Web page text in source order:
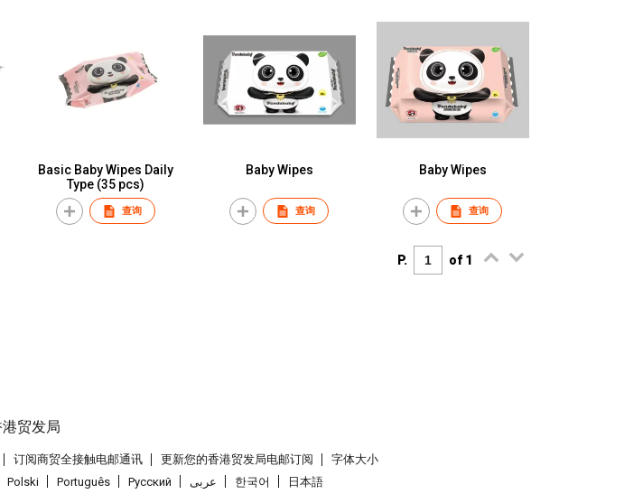
Basic Baby Wipes Daily
Type (35 pcs)
查询
Baby Wipes
查询
Baby Wipes
查询
P. of 1
订阅商贸全接触电邮通讯 更新您的香港贸发局电邮订阅
字体大小
Polski Português Pусский عربى 한국어 日本語